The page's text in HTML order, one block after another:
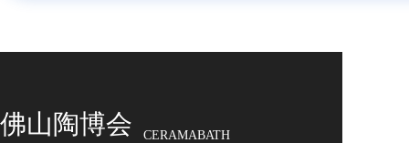
佛山陶博会 CERAMABATH